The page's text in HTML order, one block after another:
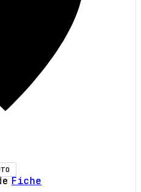
Fiche